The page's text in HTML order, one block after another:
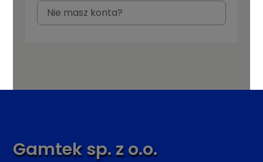
Nie masz konta?
Gamtek sp. z o.o.